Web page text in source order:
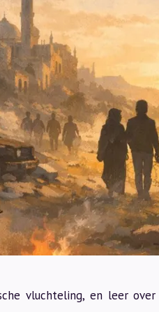
vluchteling, en leer